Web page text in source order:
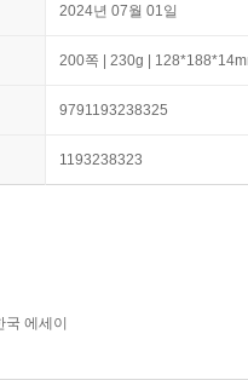
2024년 07월 01일
200쪽 | 230g |
9791193238325
1193238323
국 에세이